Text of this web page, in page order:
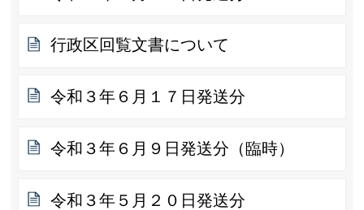
行政区回覧文書について
令和３年６月１７日発送分
令和３年６月９日発送分（臨時）
令和３年５月２０日発送分